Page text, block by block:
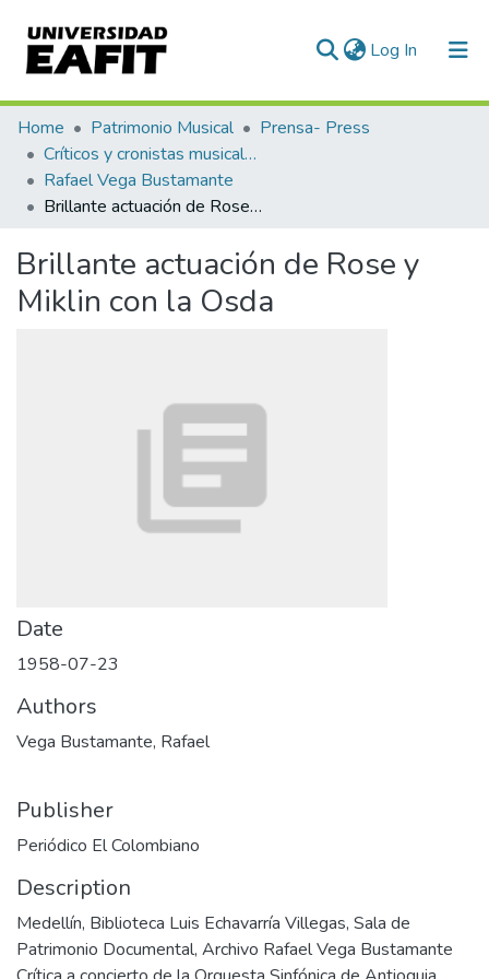
Log In (current)
Communities & Collections
All of DSpace
Statistics
Home Patrimonio Musical
Prensa- Press
Críticos y cronistas musicales
Rafael Vega Bustamante
Brillante actuación de Rose y Miklin con la Osda
Brillante actuación de Rose y
Miklin con la Osda
Date
1958-07-23
Authors
Vega Bustamante, Rafael
Publisher
Periódico El Colombiano
Description
Medellín, Biblioteca Luis Echavarría Villegas, Sala de
Patrimonio Documental, Archivo Rafael Vega Bustamante